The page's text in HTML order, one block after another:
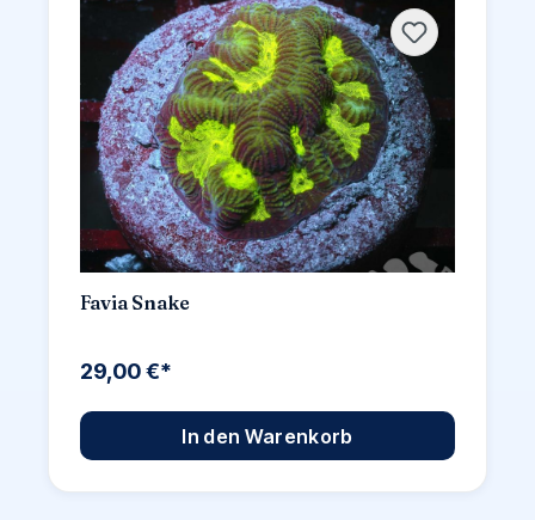
Favia Snake
29,00 €*
In den Warenkorb